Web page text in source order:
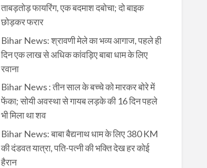
ताबड़तोड़ फायरिंग, एक बदमाश दबोचा; दो बाइक
छोड़कर फरार
Bihar News: श्रावणी मेले का भव्य आगाज, पहले ही
दिन एक लाख से अधिक कांवड़िए बाबा धाम के लिए
रवाना
Bihar News : तीन साल के बच्चे को मारकर बोरे में
फेंका; सोयी अवस्था से गायब लड़के की 16 दिन पहले
भी मिला था शव
Bihar News: बाबा बैद्यनाथ धाम के लिए 380 KM
की दंडवत यात्रा, पति-पत्नी की भक्ति देख हर कोई
हैरान